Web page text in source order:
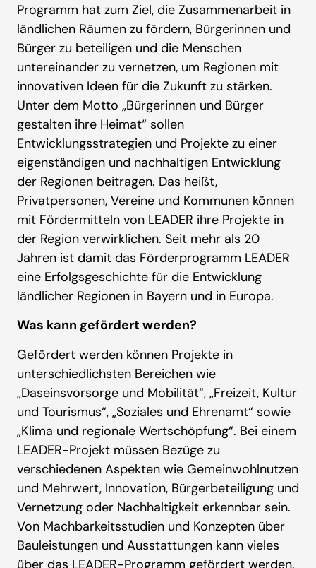
Programm hat zum Ziel, die Zusammenarbeit in
ländlichen Räumen zu fördern, Bürgerinnen und
Bürger zu beteiligen und die Menschen
untereinander zu vernetzen, um Regionen mit
innovativen Ideen für die Zukunft zu stärken.
Unter dem Motto „Bürgerinnen und Bürger
gestalten ihre Heimat“ sollen
Entwicklungsstrategien und Projekte zu einer
eigenständigen und nachhaltigen Entwicklung
der Regionen beitragen. Das heißt,
Privatpersonen, Vereine und Kommunen können
mit Fördermitteln von LEADER ihre Projekte in
der Region verwirklichen. Seit mehr als 20
Jahren ist damit das Förderprogramm LEADER
eine Erfolgsgeschichte für die Entwicklung
ländlicher Regionen in Bayern und in Europa.
Was kann gefördert werden?
Gefördert werden können Projekte in
unterschiedlichsten Bereichen wie
„Daseinsvorsorge und Mobilität“, „Freizeit, Kultur
und Tourismus“, „Soziales und Ehrenamt“ sowie
„Klima und regionale Wertschöpfung“. Bei einem
LEADER-Projekt müssen Bezüge zu
verschiedenen Aspekten wie Gemeinwohlnutzen
und Mehrwert, Innovation, Bürgerbeteiligung und
Vernetzung oder Nachhaltigkeit erkennbar sein.
Von Machbarkeitsstudien und Konzepten über
Bauleistungen und Ausstattungen kann vieles
über das LEADER-Programm gefördert werden.